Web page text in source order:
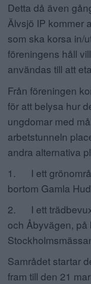
Detta då även
Älvsjö IP kommer
som ska korsa in/
föreningens håll
användas till att
Från föreningen
för att belysa hur
ungdomar med
arbetstunneln
andra alternativa
1. I ett
bortom Gamla
2. I ett
och Åbyvägen, på
Samrådet startar
fram till den 21